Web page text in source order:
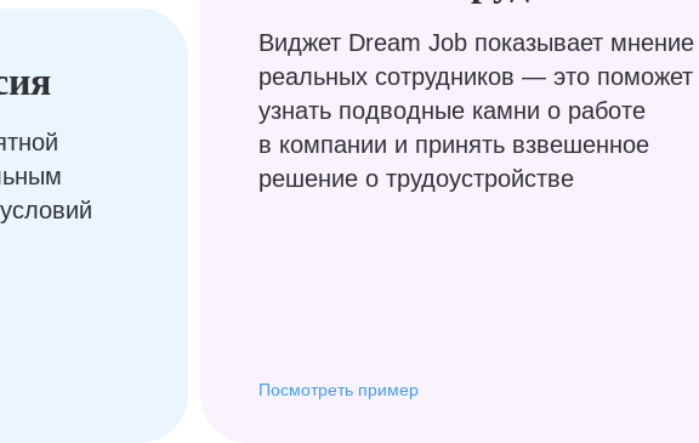
Виджет Dream Job показывает мнение
реальных сотрудников — это поможет
узнать подводные камни о работе
в компании и принять взвешенное
решение о трудоустройстве
Посмотреть пример